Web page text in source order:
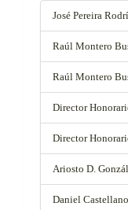
José Pereira
Raúl Montero
Raúl Montero
Director
Director
Ariosto D.
Daniel